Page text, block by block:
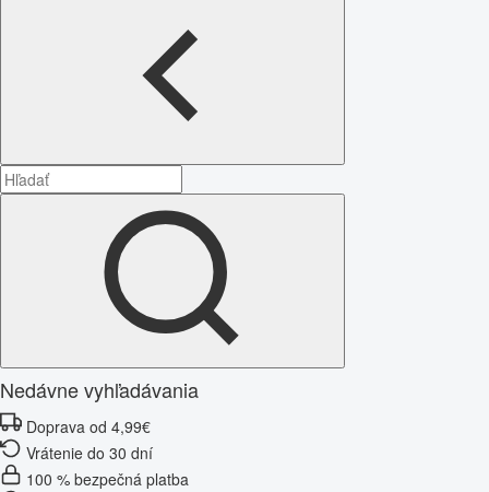
Nedávne vyhľadávania
Doprava od 4,99€
Vrátenie do 30 dní
100 % bezpečná platba